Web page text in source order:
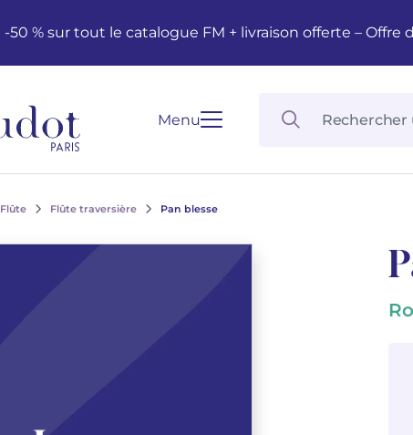
-50 % sur tout le catalogue FM + livraison offerte –
Menu
Flûte Flûte traversière Pan blesse